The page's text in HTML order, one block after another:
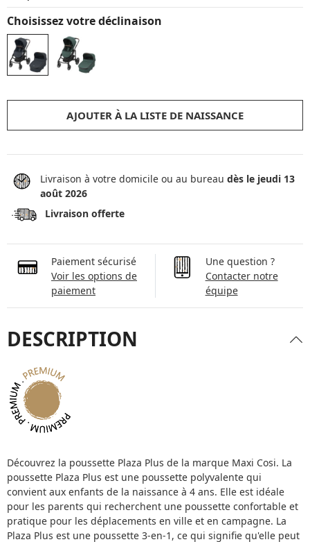
Choisissez votre déclinaison
AJOUTER À LA LISTE DE NAISSANCE
Livraison à votre domicile ou au bureau dès le jeudi 13
août 2026
Livraison offerte
Paiement sécurisé
Voir les options de
paiement
Une question ?
Contacter notre
équipe
DESCRIPTION
Découvrez la poussette Plaza Plus de la marque Maxi Cosi. La
poussette Plaza Plus est une poussette polyvalente qui
convient aux enfants de la naissance à 4 ans. Elle est idéale
pour les parents qui recherchent une poussette confortable et
pratique pour les déplacements en ville et en campagne. La
Plaza Plus est une poussette 3-en-1, ce qui signifie qu'elle peut